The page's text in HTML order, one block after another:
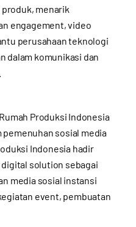
menarik
engagement, video
perusahaan teknologi
dalam komunikasi dan
Produksi Indonesia
pemenuhan sosial media
Indonesia hadir
solution sebagai
media sosial instansi
event, pembuatan